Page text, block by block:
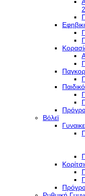
Παιδικό
Βόλεϊ